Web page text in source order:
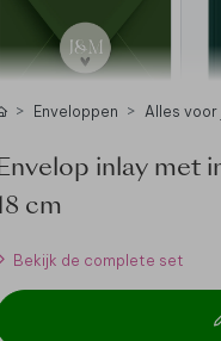
Enveloppen Alles voor
inlay met
cm
Bekijk de complete set